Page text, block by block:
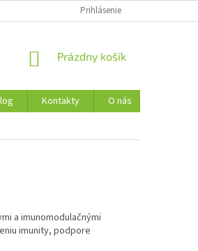
FORMULÁR NA ODSTÚPENIE OD
Prihlásenie
NÁKUPNÝ
Prázdny košík
Kontakty
O nás
a imunomodulačnými
imunity, podpore